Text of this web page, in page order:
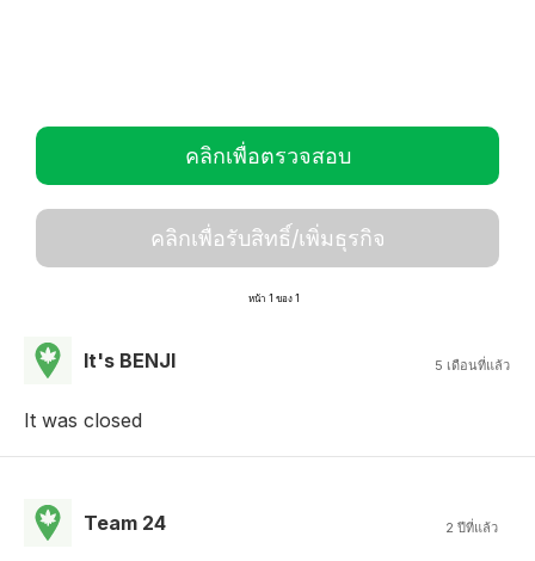
คลิกเพื่อตรวจสอบ
คลิกเพื่อรับสิทธิ์/เพิ่มธุรกิจ
หน้า 1 ของ 1
It's BENJI 5 เดือนที่แล้ว
It was closed
Team 24 2 ปีที่แล้ว